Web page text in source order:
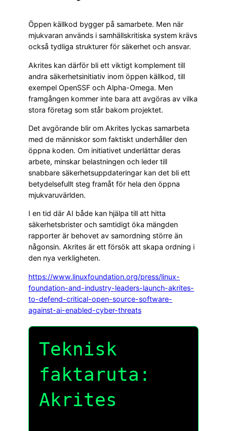
Öppen källkod bygger på samarbete. Men när
mjukvaran används i samhällskritiska system krävs
också tydliga strukturer för säkerhet och ansvar.
Akrites kan därför bli ett viktigt komplement till
andra säkerhetsinitiativ inom öppen källkod, till
exempel OpenSSF och Alpha-Omega. Men
framgången kommer inte bara att avgöras av vilka
stora företag som står bakom projektet.
Det avgörande blir om Akrites lyckas samarbeta
med de människor som faktiskt underhåller den
öppna koden. Om initiativet underlättar deras
arbete, minskar belastningen och leder till
snabbare säkerhetsuppdateringar kan det bli ett
betydelsefullt steg framåt för hela den öppna
mjukvaruvärlden.
I en tid där AI både kan hjälpa till att hitta
säkerhetsbrister och samtidigt öka mängden
rapporter är behovet av samordning större än
någonsin. Akrites är ett försök att skapa ordning i
den nya verkligheten.
https://www.linuxfoundation.org/press/linux-
foundation-and-industry-leaders-launch-akrites-
to-defend-critical-open-source-software-
against-ai-enabled-cyber-threats
Teknisk
faktaruta:
Akrites